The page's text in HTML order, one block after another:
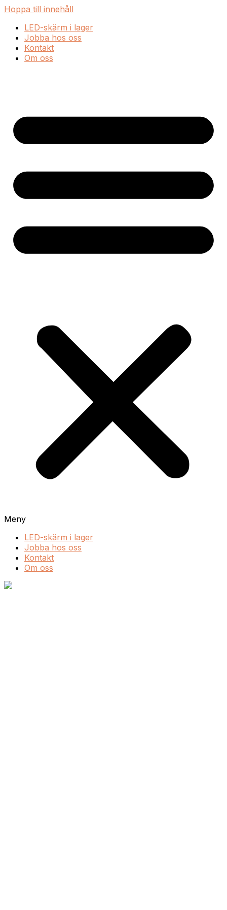
Hoppa till innehåll
LED-skärm i lager
Jobba hos oss
Kontakt
Om oss
Meny
LED-skärm i lager
Jobba hos oss
Kontakt
Om oss